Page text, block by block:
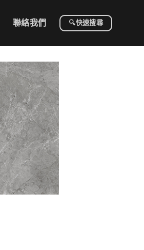
聯絡我們 🔍快速搜尋